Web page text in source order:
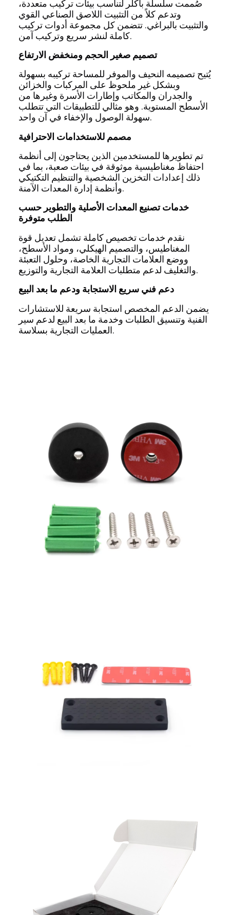
صُممت سلسلة باكلر لتناسب بيئات تركيب متعددة،
وتدعم كلاً من التثبيت اللاصق الصناعي القوي
والتثبيت بالبراغي. تتضمن كل مجموعة أدوات تركيب
كاملة لنشر سريع وتركيب آمن.
تصميم صغير الحجم ومنخفض الارتفاع
يُتيح تصميمه النحيف والموفر للمساحة تركيبه بسهولة
وبشكل غير ملحوظ على المركبات والخزائن
والجدران والمكاتب وإطارات الأسرة وغيرها من
الأسطح المستوية. وهو مثالي للتطبيقات التي تتطلب
سهولة الوصول والإخفاء في آن واحد.
مصمم للاستخدامات الاحترافية
تم تطويرها للمستخدمين الذين يحتاجون إلى أنظمة
احتفاظ مغناطيسية موثوقة في بيئات صعبة، بما في
ذلك إعدادات التخزين الشخصية والتنظيم التكتيكي
وأنظمة إدارة المعدات الآمنة.
خدمات تصنيع المعدات الأصلية والتطوير حسب
الطلب متوفرة
نقدم خدمات تخصيص كاملة تشمل تعديل قوة
المغناطيس، والتصميم الهيكلي، ومواد الأسطح،
ووضع العلامات التجارية الخاصة، وحلول التعبئة
والتغليف لدعم متطلبات العلامة التجارية والتوزيع.
دعم فني سريع الاستجابة ودعم ما بعد البيع
يضمن الدعم المخصص استجابة سريعة للاستشارات
الفنية وتنسيق الطلبات وخدمة ما بعد البيع لدعم سير
العمليات التجارية بسلاسة.